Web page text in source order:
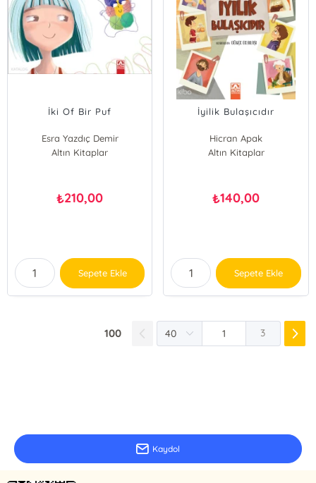
İki Of Bir Puf
Esra Yazdıç Demir
Altın Kitaplar
₺210,00
Sepete Ekle
İyilik Bulaşıcıdır
Hicran Apak
Altın Kitaplar
₺140,00
Sepete Ekle
100 3
Kaydol